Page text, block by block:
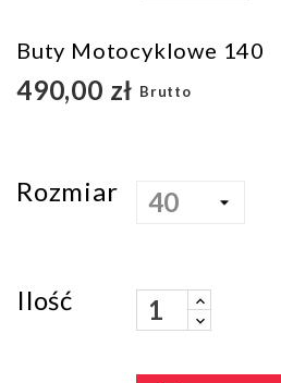
Buty Motocyklowe 140
490,00 zł Brutto
Rozmiar
Ilość